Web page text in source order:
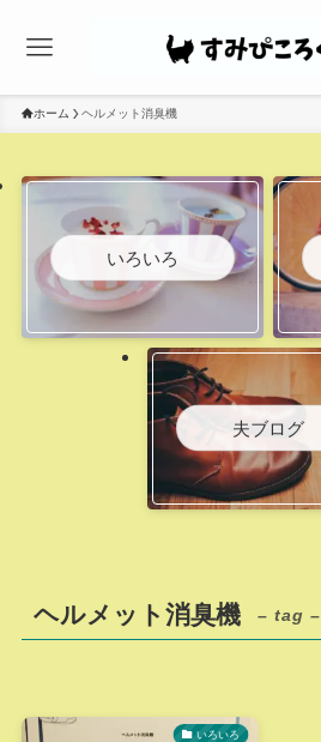
ホーム ヘルメット消臭機
いろいろ
夫ブログ
ヘルメット消臭機 – tag –
いろいろ